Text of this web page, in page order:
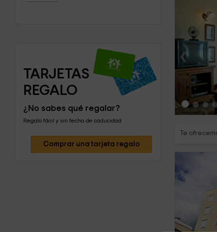
TARJETAS
REGALO
¿No sabes qué regalar?
Regalo fácil y sin fecha de caducidad
Comprar una tarjeta regalo
‹
Te
‹